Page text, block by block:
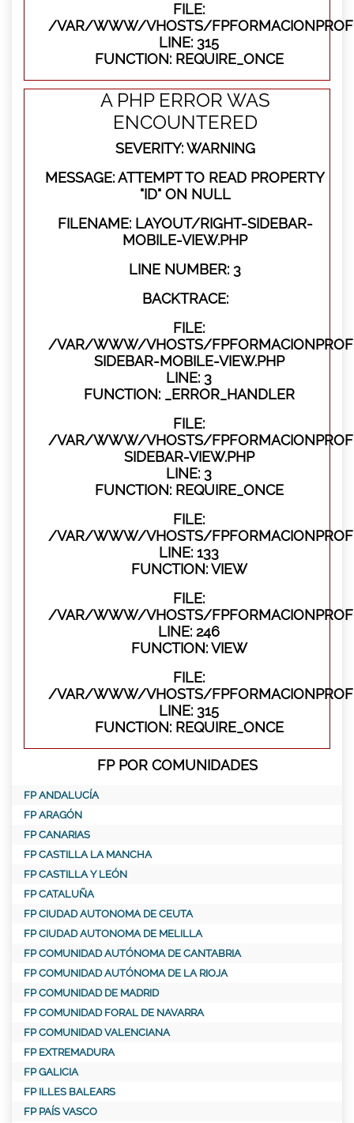
FILE:
/VAR/WWW/VHOSTS/
LINE: 315
FUNCTION: REQUIRE_ONCE
A PHP ERROR WAS
ENCOUNTERED
SEVERITY: WARNING
MESSAGE: ATTEMPT TO READ PROPERTY
"ID" ON NULL
FILENAME: LAYOUT/RIGHT-SIDEBAR-
MOBILE-VIEW.PHP
LINE NUMBER: 3
BACKTRACE:
FILE:
/VAR/WWW/VHOSTS/
SIDEBAR-MOBILE-VIEW.PHP
LINE: 3
FUNCTION: _ERROR_HANDLER
FILE:
/VAR/WWW/VHOSTS/
SIDEBAR-VIEW.PHP
LINE: 3
FUNCTION: REQUIRE_ONCE
FILE:
/VAR/WWW/VHOSTS/
LINE: 133
FUNCTION: VIEW
FILE:
/VAR/WWW/VHOSTS/
LINE: 246
FUNCTION: VIEW
FILE:
/VAR/WWW/VHOSTS/
LINE: 315
FUNCTION: REQUIRE_ONCE
FP POR COMUNIDADES
FP ANDALUCÍA
FP ARAGÓN
FP CANARIAS
FP CASTILLA LA MANCHA
FP CASTILLA Y LEÓN
FP CATALUÑA
FP CIUDAD AUTONOMA DE CEUTA
FP CIUDAD AUTONOMA DE MELILLA
FP COMUNIDAD AUTÓNOMA DE CANTABRIA
FP COMUNIDAD AUTÓNOMA DE LA RIOJA
FP COMUNIDAD DE MADRID
FP COMUNIDAD FORAL DE NAVARRA
FP COMUNIDAD VALENCIANA
FP EXTREMADURA
FP GALICIA
FP ILLES BALEARS
FP PAÍS VASCO